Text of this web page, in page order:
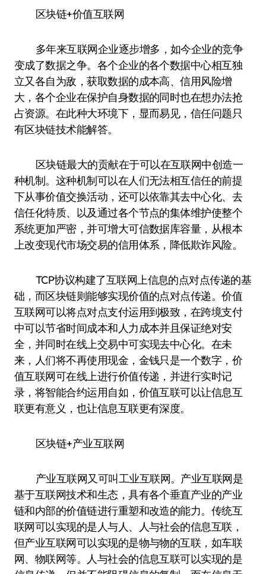
区块链+价值互联网
多年来互联网企业逐步增多，如今企业的竞争
变成了数据之争。各个企业的各个数据中心相互独
立又各自为敌，获取数据的成本高、信用风险增
大，各个企业在保护自身数据的同时也在想办法抢
占资源。在此种大环境下，显而易见，信任问题只
有区块链技术能解答。
区块链最大的贡献在于可以在互联网中创造一
种机制。这种机制可以在人们无法相互信任的前提
下从事价值交换活动，还可以依靠其去中心化、去
信任化特质、以及通过各个节点的集体维护使整个
系统更加严密，并可增大可信数据库容量，从根本
上改变现代市场交易的信用体系，降低欺诈风险。
TCP协议构建了互联网上信息的点对点传递的基
础，而区块链则能够实现价值的点对点传递。价值
互联网可以将点对点支付运用到极致，在跨境支付
中可以节省时间成本和人力成本并且保证绝对安
全，并同时在线上交易中可实现去中心化。在未
来，人们将不再使用现金，金钱只是一个数字，价
值互联网可在线上进行价值传递，并进行实时记
录，将智能合约运用自如，价值互联可以让信息互
联更有意义，也让信息互联更有深度。
区块链+产业互联网
产业互联网又可叫工业互联网。产业互联网是
基于互联网技术和生态，具有各个垂直产业的产业
链和内部的价值链进行重塑和改造的能力。传统互
联网可以实现的是人与人、人与社会的信息互联，
但产业互联网可以实现的是物与物的互联，如车联
网、物联网等。人与社会的信息互联可以实现的是